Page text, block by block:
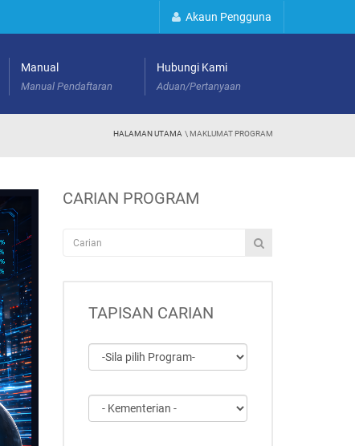
Akaun Pengguna
Manual
Manual Pendaftaran
Hubungi Kami
Aduan/Pertanyaan
HALAMAN UTAMA \ MAKLUMAT PROGRAM
CARIAN PROGRAM
TAPISAN CARIAN